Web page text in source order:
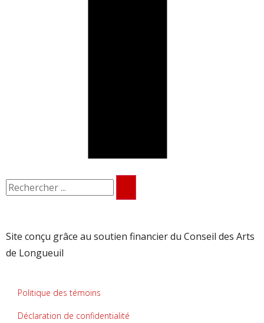
Site conçu grâce au soutien financier du Conseil des Arts
de Longueuil
Politique des témoins
Déclaration de confidentialité